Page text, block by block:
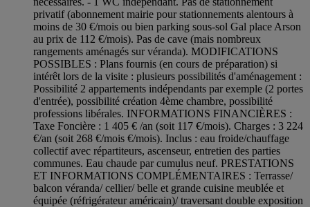
privatif (abonnement mairie pour stationnements alentours à
moins de 30 €/mois ou bien parking sous-sol Gal place Arson
au prix de 112 €/mois). Pas de cave (mais nombreux
rangements aménagés sur véranda). MODIFICATIONS
POSSIBLES : Plans fournis (en cours de préparation) si
intérêt lors de la visite : plusieurs possibilités d'aménagement :
Possibilité 2 appartements indépendants par exemple (2 portes
d'entrée), possibilité création 4ème chambre, possibilité
professions libérales. INFORMATIONS FINANCIÈRES :
Taxe Foncière : 1 405 € /an (soit 117 €/mois). Charges : 3 224
€/an (soit 268 €/mois €/mois). Inclus : eau froide/chauffage
collectif avec répartiteurs, ascenseur, entretien des parties
communes. Eau chaude par cumulus neuf. PRESTATIONS
ET INFORMATIONS COMPLÉMENTAIRES : Terrasse/
balcon véranda/ cellier/ belle et grande cuisine meublée et
équipée (réfrigérateur américain)/ traversant double exposition